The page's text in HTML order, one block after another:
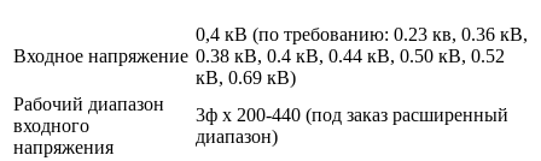
Входное напряжение
0,4 кВ (по требованию: 0.23 кв, 0.36 кВ,
0.38 кВ, 0.4 кВ, 0.44 кВ, 0.50 кВ, 0.52
кВ, 0.69 кВ)
Рабочий диапазон
входного
напряжения
3ф х 200-440 (под заказ расширенный
диапазон)